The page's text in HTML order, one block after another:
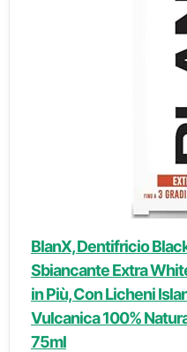
BlanX, Dentifricio
Sbiancante Extra
in Più, Con Licheni
Vulcanica 100%
75ml